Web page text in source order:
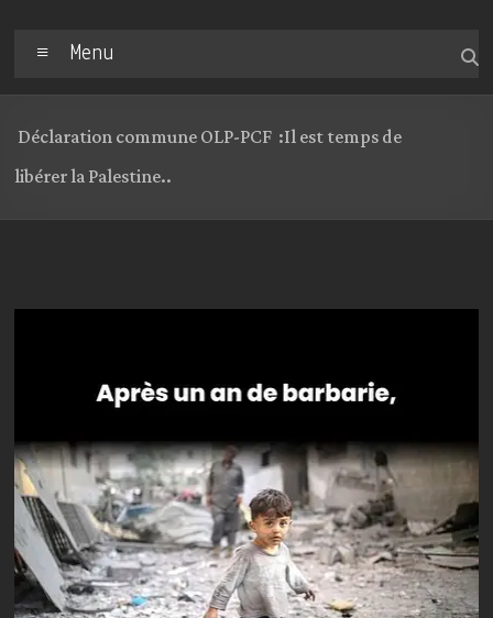
Menu
Déclaration commune OLP-PCF :Il est temps de
libérer la Palestine..